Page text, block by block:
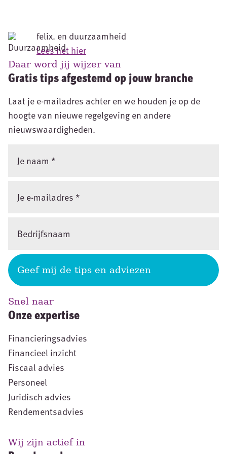
felix. en duurzaamheid
Lees het hier
Daar word jij wijzer van
Gratis tips afgestemd op jouw branche
Laat je e-mailadres achter en we houden je op de
hoogte van nieuwe regelgeving en andere
nieuwswaardigheden.
Geef mij de tips en adviezen
Snel naar
Onze expertise
Financieringsadvies
Financieel inzicht
Fiscaal advies
Personeel
Juridisch advies
Rendementsadvies
Wij zijn actief in